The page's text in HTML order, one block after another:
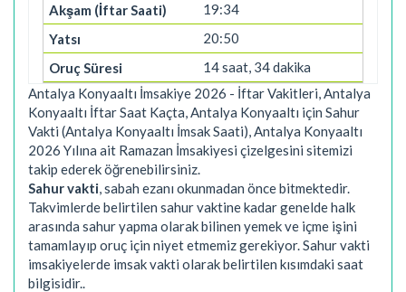
19:34
20:50
14 saat, 34 dakika
Antalya Konyaaltı İmsakiye 2026 - İftar Vakitleri, Antalya
Konyaaltı İftar Saat Kaçta, Antalya Konyaaltı için Sahur
Vakti (Antalya Konyaaltı İmsak Saati), Antalya Konyaaltı
2026 Yılına ait Ramazan İmsakiyesi çizelgesini sitemizi
takip ederek öğrenebilirsiniz.
Sahur vakti, sabah ezanı okunmadan önce bitmektedir.
Takvimlerde belirtilen sahur vaktine kadar genelde halk
arasında sahur yapma olarak bilinen yemek ve içme işini
tamamlayıp oruç için niyet etmemiz gerekiyor. Sahur vakti
imsakiyelerde imsak vakti olarak belirtilen kısımdaki saat
bilgisidir..